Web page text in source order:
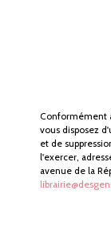
Conformément
vous disposez
et de
l'exercer,
avenue de la